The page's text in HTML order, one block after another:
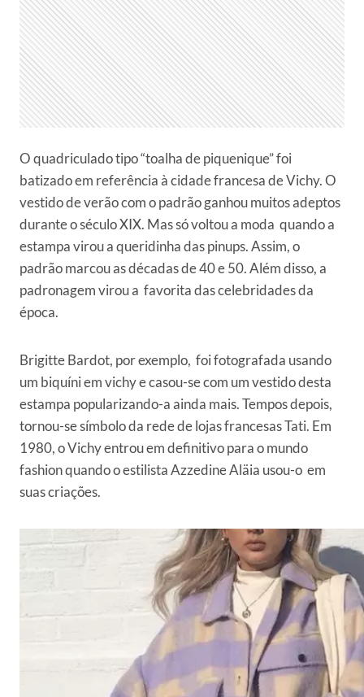
O quadriculado tipo “toalha de piquenique” foi
batizado em referência à cidade francesa de Vichy. O
vestido de verão com o padrão ganhou muitos adeptos
durante o século XIX. Mas só voltou a moda quando a
estampa virou a queridinha das pinups. Assim, o
padrão marcou as décadas de 40 e 50.Além disso, a
padronagem virou a favorita das celebridades da
época.
Brigitte Bardot, por exemplo, foi fotografada usando
um biquíni em vichy e casou-se com um vestido desta
estampa popularizando-a ainda mais. Tempos depois,
tornou-se símbolo da rede de lojas francesas Tati. Em
1980, o Vichy entrou em definitivo para o mundo
fashion quando o estilista Azzedine Aläia usou-o em
suas criações.